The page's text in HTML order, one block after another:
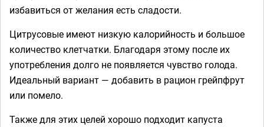
избавиться от желания есть сладости.
Цитрусовые имеют низкую калорийность и большое
количество клетчатки. Благодаря этому после их
употребления долго не появляется чувство голода.
Идеальный вариант — добавить в рацион грейпфрут
или помело.
Также для этих целей хорошо подходит капуста